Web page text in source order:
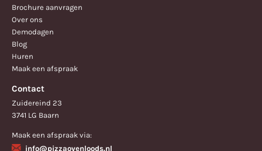
Brochure aanvragen
Over ons
Demodagen
Blog
Huren
Maak een afspraak
Contact
Zuidereind 23
3741 LG Baarn
Maak een afspraak via:
info@pizzaovenloods.nl